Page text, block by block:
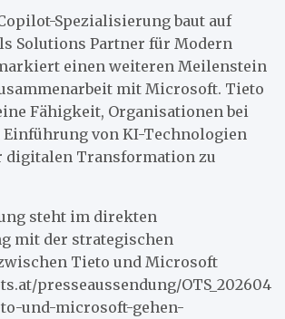
Spezialisierung baut auf
Solutions Partner für Modern
einen weiteren Meilenstein
mit Microsoft. Tieto
Fähigkeit, Organisationen bei
von KI-Technologien
digitalen Transformation zu
steht im direkten
mit der strategischen
Tieto und Microsoft
presseaussendung/OTS_202604
und-microsoft-gehen-